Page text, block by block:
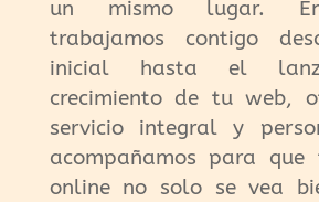
un mismo lugar.
trabajamos contigo
inicial hasta el
crecimiento de tu web,
servicio integral y
acompañamos para que
online no solo se vea